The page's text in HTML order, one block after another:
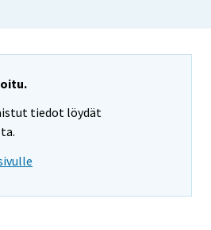
tiedot löydät